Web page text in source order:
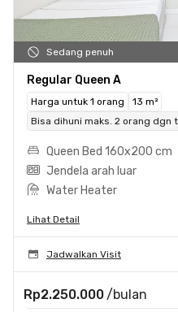
Sedang penuh
Regular Queen A
Harga untuk 1 orang
13 m²
Bisa dihuni maks. 2 orang dgn
Queen Bed 160x200 cm
Jendela arah luar
Water Heater
Lihat Detail
Jadwalkan Visit
Rp2.250.000 /bulan